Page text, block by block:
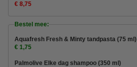
€ 8,75
Bestel mee:
Aquafresh Fresh & Minty tandpasta (75 ml)
€ 1,75
Palmolive Elke dag shampoo (350 ml)